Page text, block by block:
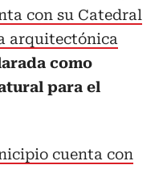
con su Catedral
arquitectónica
como
para el
cuenta con